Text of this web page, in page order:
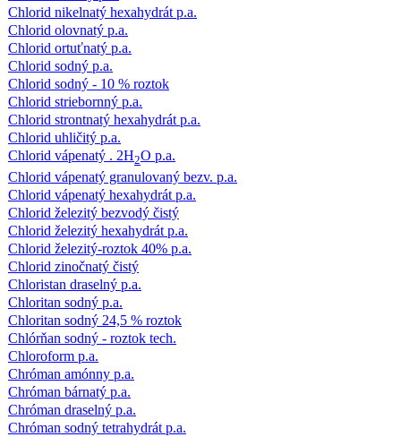
Chlorid nikelnatý hexahydrát p.a.
Chlorid olovnatý p.a.
Chlorid ortuťnatý p.a.
Chlorid sodný p.a.
Chlorid sodný - 10 % roztok
Chlorid striebornný p.a.
Chlorid strontnatý hexahydrát p.a.
Chlorid uhličitý p.a.
Chlorid vápenatý . 2H2O p.a.
Chlorid vápenatý granulovaný bezv. p.a.
Chlorid vápenatý hexahydrát p.a.
Chlorid železitý bezvodý čistý
Chlorid železitý hexahydrát p.a.
Chlorid železitý-roztok 40% p.a.
Chlorid zinočnatý čistý
Chloristan draselný p.a.
Chloritan sodný p.a.
Chloritan sodný 24,5 % roztok
Chlórňan sodný - roztok tech.
Chloroform p.a.
Chróman amónny p.a.
Chróman bárnatý p.a.
Chróman draselný p.a.
Chróman sodný tetrahydrát p.a.